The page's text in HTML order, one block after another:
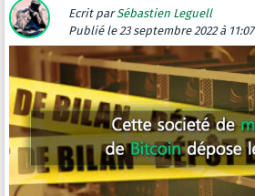
Ecrit parSébastien Leguell
Publié le 23 septembre 2022 à 11:07